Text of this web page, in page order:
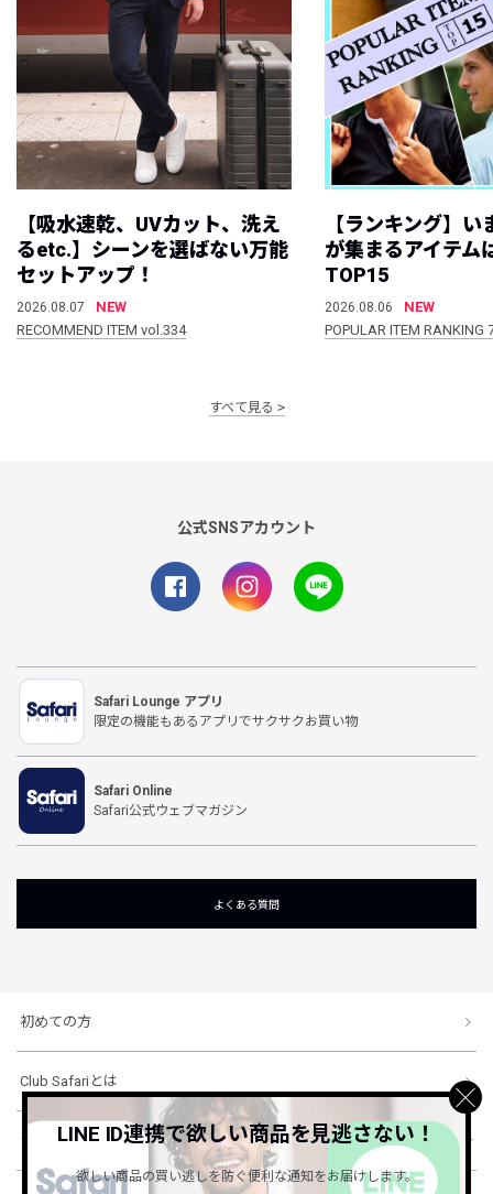
【吸水速乾、UVカット、洗え
るetc.】シーンを選ばない万能
セットアップ！
2026.08.07
NEW
RECOMMEND ITEM vol.334
【ランキング】
が集まるアイテム
TOP15
2026.08.06
NEW
POPULAR ITEM
すべて見る
公式SNSアカウント
Safari Lounge アプリ
限定の機能もあるアプリでサクサクお買い物
Safari Online
Safari公式ウェブマガジン
よくある質問
初めての方
Club Safariとは
ショッピングガイド
LINE ID連携で欲しい商品を見逃さない！
欲しい商品の買い逃しを防ぐ便利な通知をお届けします。